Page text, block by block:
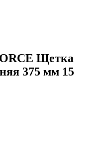
Щетка
375 мм 15